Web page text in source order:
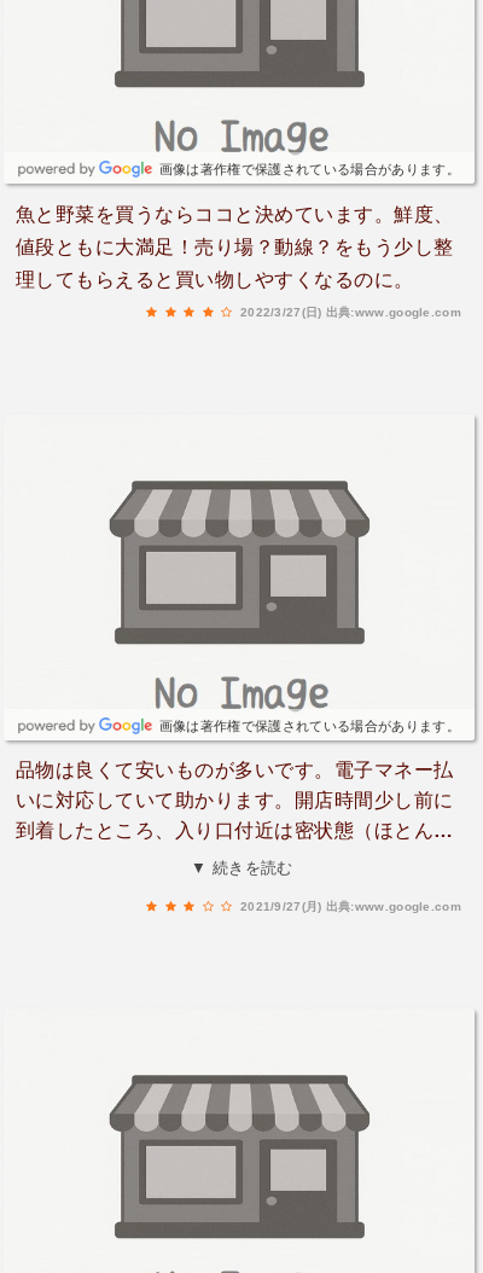
画像は著作権で保護されている場合があります。
魚と野菜を買うならココと決めています。鮮度、
値段ともに大満足！売り場？動線？をもう少し整
理してもらえると買い物しやすくなるのに。
2022/3/27(日) 出典:www.google.com
画像は著作権で保護されている場合があります。
品物は良くて安いものが多いです。電子マネー払
いに対応していて助かります。開店時間少し前に
到着したところ、入り口付近は密状態（ほとんど
が年配の方）で並んでおり、おしゃべりしてたり
▼ 続きを読む
2021/9/27(月) 出典:www.google.com